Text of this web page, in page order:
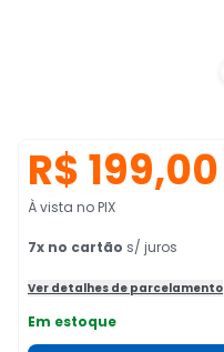
R$ 199,00
À vista no PIX
7x no cartão s/ juros
Ver detalhes de parcelamento
Em estoque